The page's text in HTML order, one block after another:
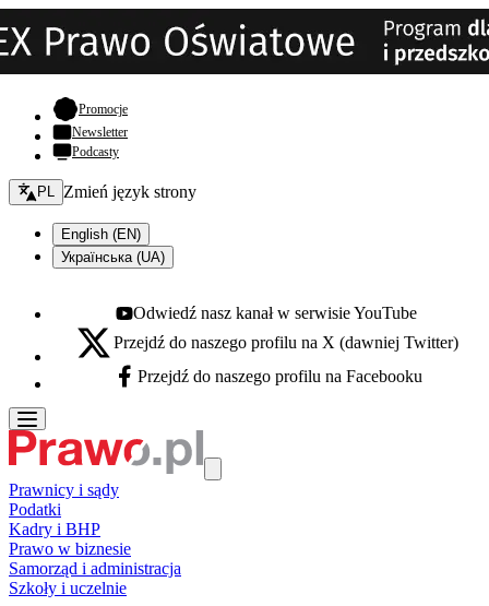
Promocje- otwiera się w nowej karcie
Newsletter
Podcasty
Zmień język - bieżący:
PL Zmień język strony
English (EN)
Українська (UA)
Youtube - otwiera się w nowej karcie
Odwiedź nasz kanał w serwisie YouTube
X - otwiera się w nowej karcie
Przejdź do naszego profilu na X (dawniej Twitter)
Facebook - otwiera się w nowej karcie
Przejdź do naszego profilu na Facebooku
Prawnicy i sądy
Podatki
Kadry i BHP
Prawo w biznesie
Samorząd i administracja
Szkoły i uczelnie